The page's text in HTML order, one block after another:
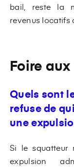
bail, reste la
revenus locatifs
Foire
Quels sont
refuse de
une
Si le squatteur
expulsion